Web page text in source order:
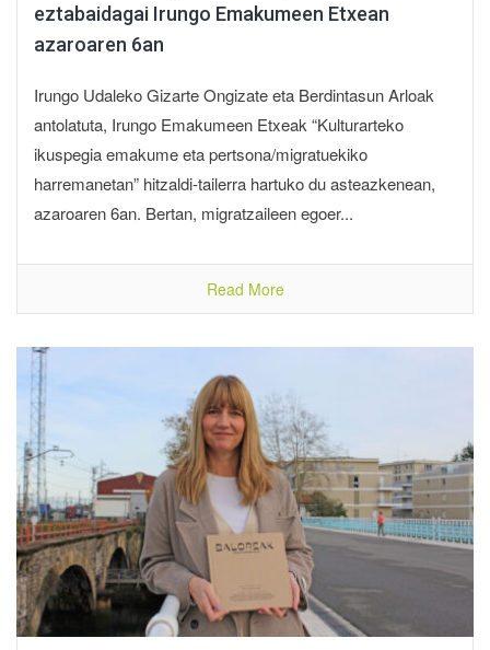
eztabaidagai Irungo Emakumeen Etxean
azaroaren 6an
Irungo Udaleko Gizarte Ongizate eta Berdintasun Arloak
antolatuta, Irungo Emakumeen Etxeak “Kulturarteko
ikuspegia emakume eta pertsona/migratuekiko
harremanetan” hitzaldi-tailerra hartuko du asteazkenean,
azaroaren 6an. Bertan, migratzaileen egoer...
Read More